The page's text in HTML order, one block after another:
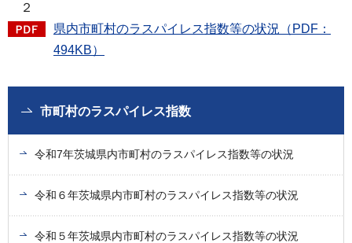
２
県内市町村のラスパイレス指数等の状況（PDF：
494KB）
市町村のラスパイレス指数
令和7年茨城県内市町村のラスパイレス指数等の状況
令和６年茨城県内市町村のラスパイレス指数等の状況
令和５年茨城県内市町村のラスパイレス指数等の状況